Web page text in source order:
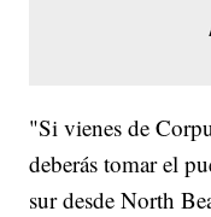
"Si vienes de
deberás tomar el
sur desde North